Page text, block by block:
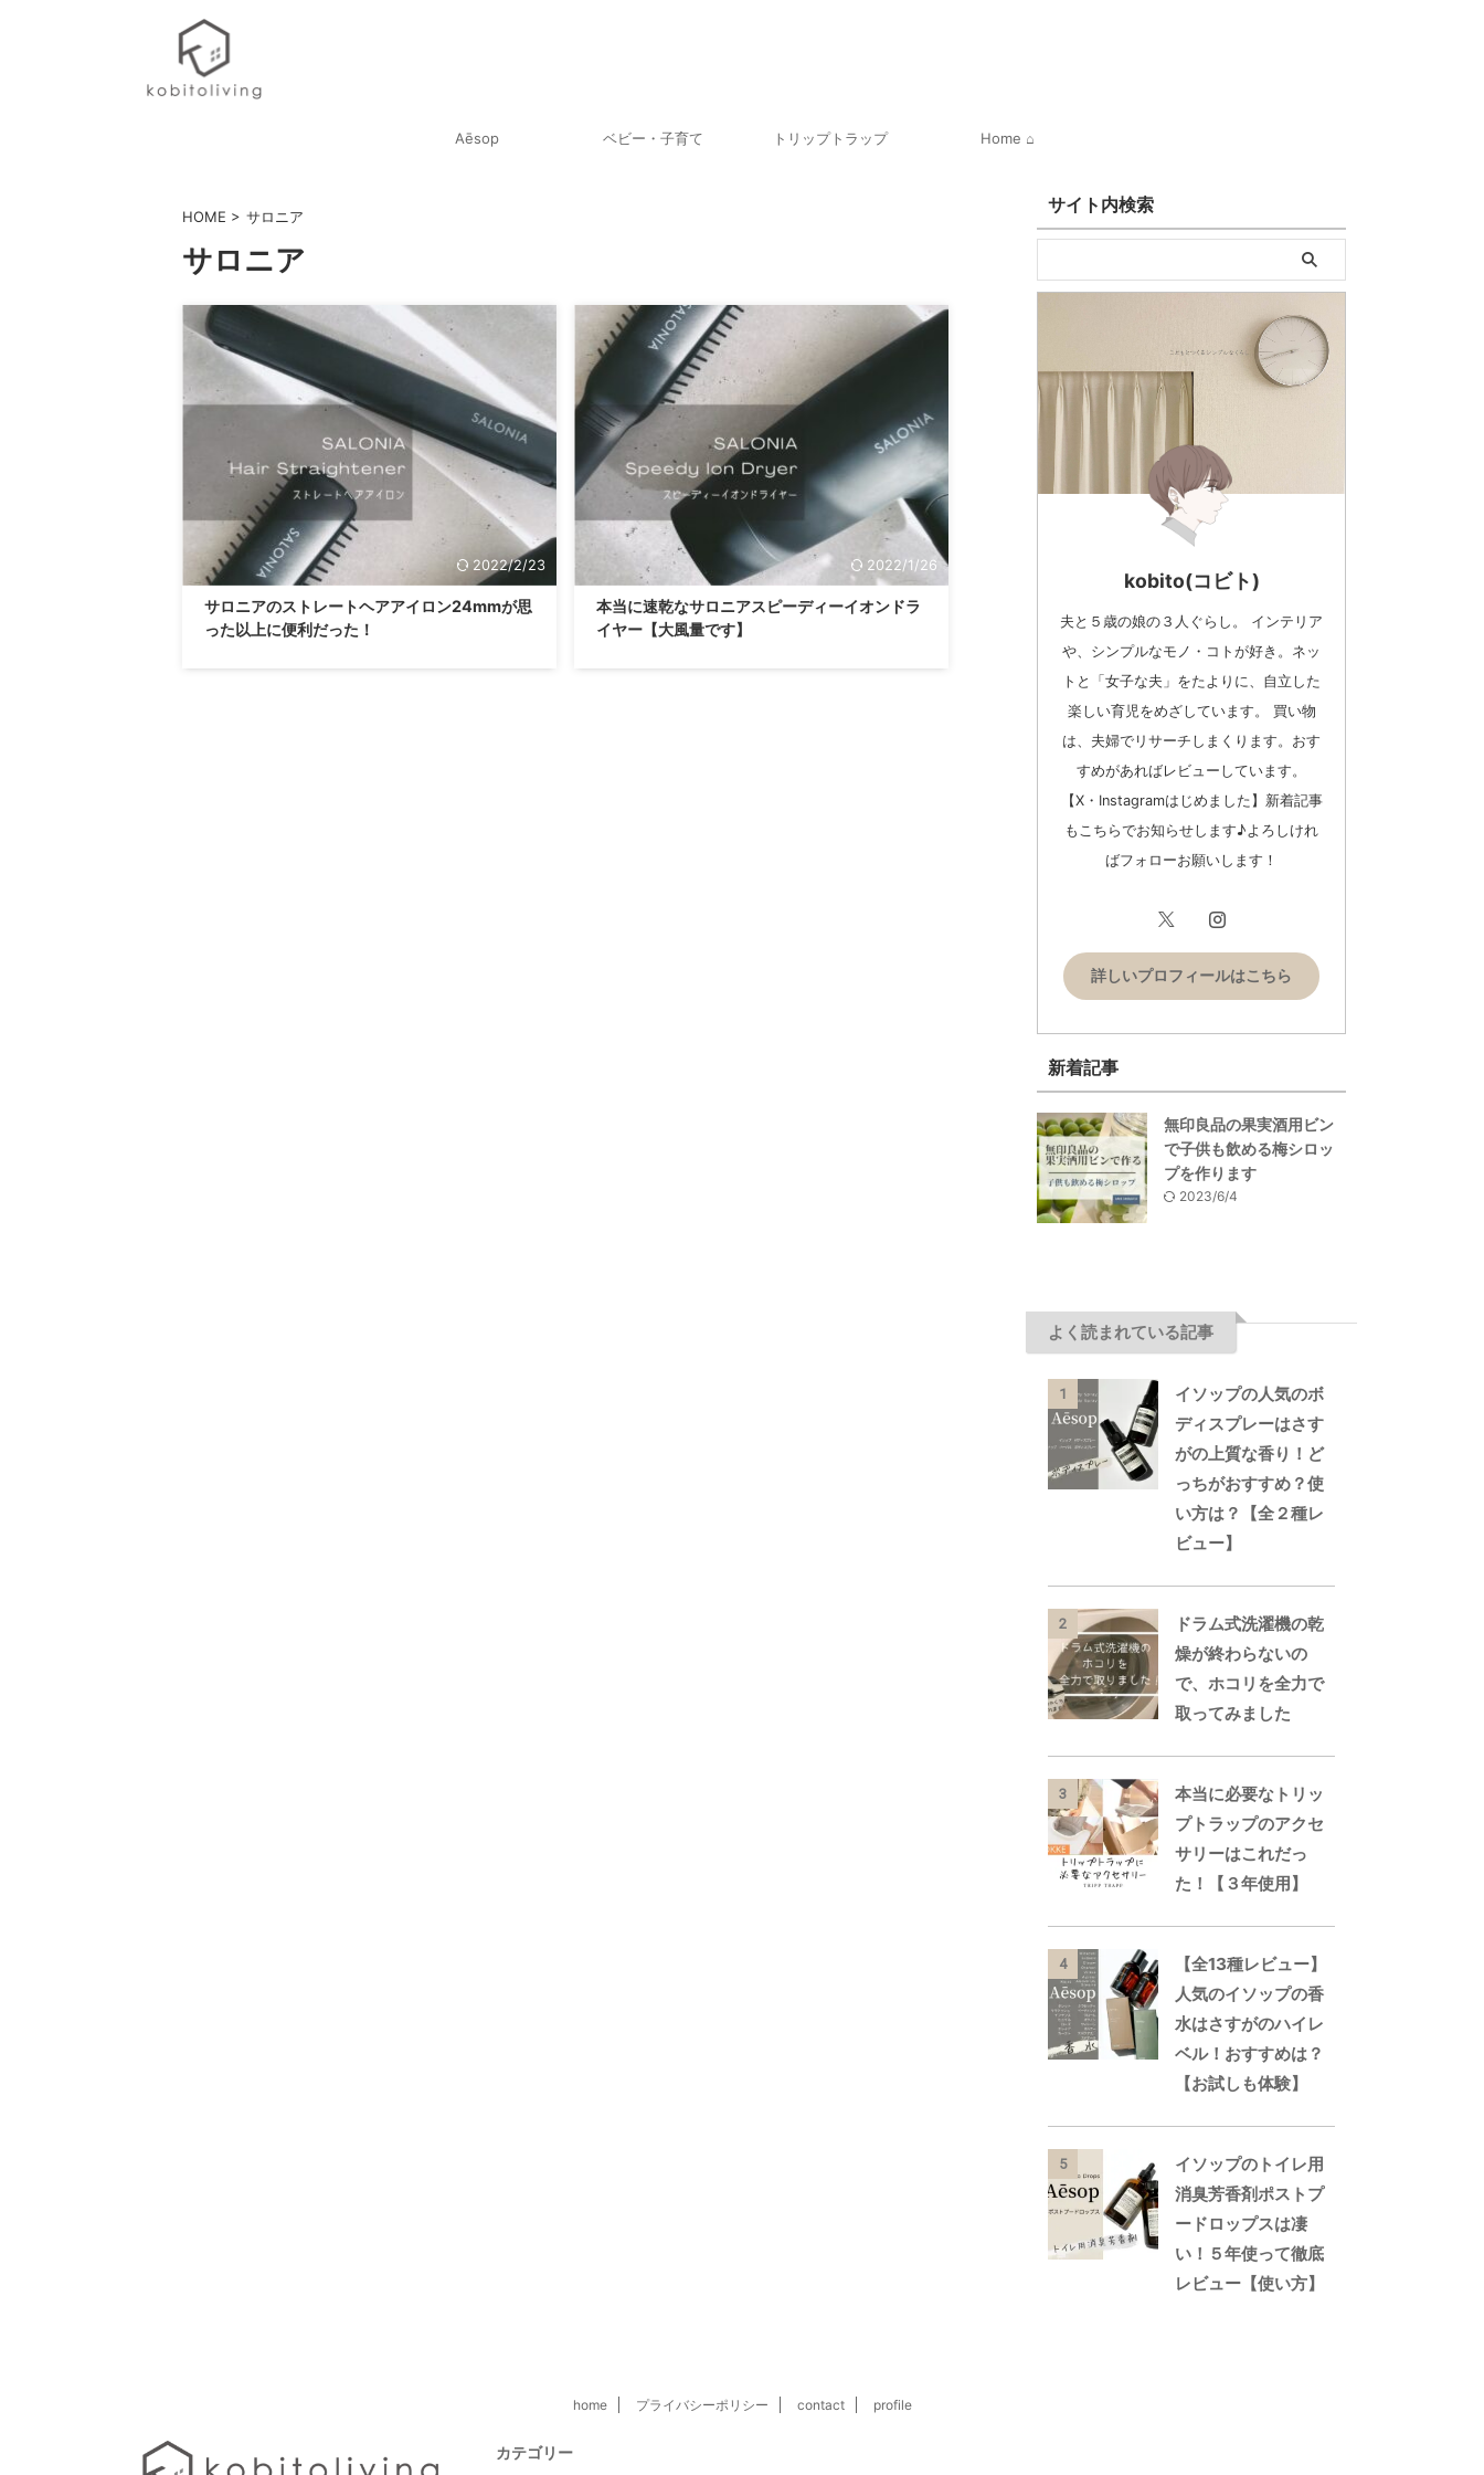
Aēsop ベビー・子育て トリップトラップ Home ⌂
HOME > サロニア
サロニア
2022/2/23
サロニアのストレートヘアアイロン24mmが思
った以上に便利だった！
2022/1/26
本当に速乾なサロニアスピーディーイオンドラ
イヤー【大風量です】
サイト内検索
kobito(コビト)
夫と５歳の娘の３人ぐらし。 インテリア
や、シンプルなモノ・コトが好き。ネッ
トと「女子な夫」をたよりに、自立した
楽しい育児をめざしています。 買い物
は、夫婦でリサーチしまくります。おす
すめがあればレビューしています。
【X・Instagramはじめました】新着記事
もこちらでお知らせします♪よろしけれ
ばフォローお願いします！
詳しいプロフィールはこちら
新着記事
無印良品の果実酒用ビン
で子供も飲める梅シロッ
プを作ります
2023/6/4
よく読まれている記事
1
イソップの人気のボ
ディスプレーはさす
がの上質な香り！ど
っちがおすすめ？使
い方は？【全２種レ
ビュー】
2
ドラム式洗濯機の乾
燥が終わらないの
で、ホコリを全力で
取ってみました
3
本当に必要なトリッ
プトラップのアクセ
サリーはこれだっ
た！【３年使用】
4
【全13種レビュー】
人気のイソップの香
水はさすがのハイレ
ベル！おすすめは？
【お試しも体験】
5
イソップのトイレ用
消臭芳香剤ポストプ
ードロップスは凄
い！５年使って徹底
レビュー【使い方】
home プライバシーポリシー contact profile
カテゴリー